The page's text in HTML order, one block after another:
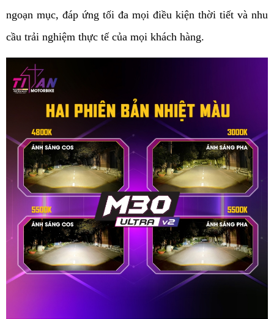
ngoạn mục, đáp ứng tối đa mọi điều kiện thời tiết và nhu
cầu trải nghiệm thực tế của mọi khách hàng.